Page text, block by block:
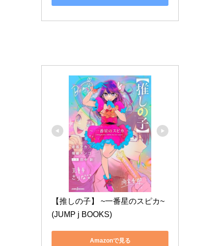
【推しの子】 ~一番星のスピカ~
(JUMP j BOOKS)
Amazonで見る